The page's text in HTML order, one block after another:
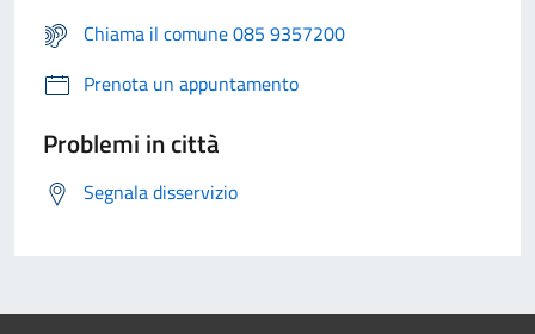
Chiama il comune 085 9357200
Prenota un appuntamento
Problemi in città
Segnala disservizio